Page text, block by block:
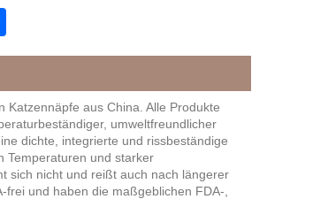
Share
aus China. Alle Produkte
umweltfreundlicher
dichte, integrierte und rissbeständige
Temperaturen und starker
sich nicht und reißt auch nach längerer
und haben die maßgeblichen FDA-,